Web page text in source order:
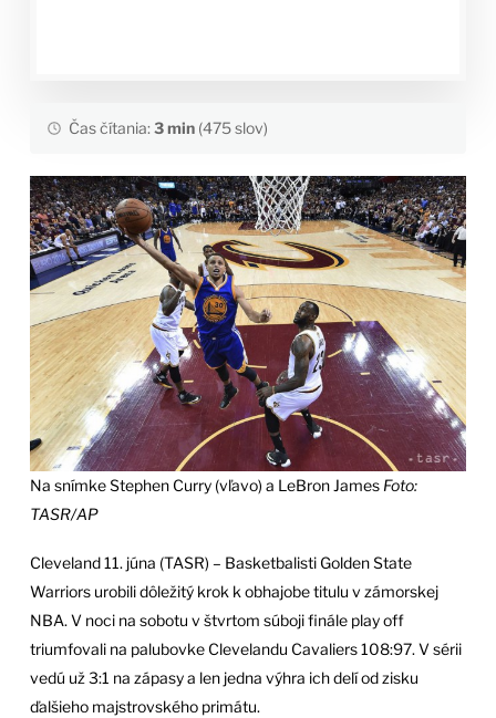
Čas čítania:3 min(475 slov)
Na snímke Stephen Curry (vľavo) a LeBron James Foto:
TASR/AP
Cleveland 11. júna (TASR) – Basketbalisti Golden State
Warriors urobili dôležitý krok k obhajobe titulu v zámorskej
NBA. V noci na sobotu v štvrtom súboji finále play off
triumfovali na palubovke Clevelandu Cavaliers 108:97. V sérii
vedú už 3:1 na zápasy a len jedna výhra ich delí od zisku
ďalšieho majstrovského primátu.